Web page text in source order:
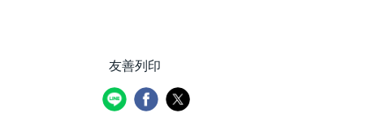
友善列印